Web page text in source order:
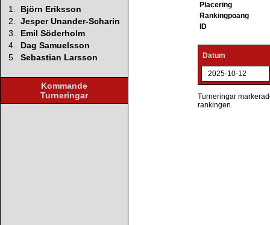
1.
Björn Eriksson
2. Jesper Unander-Scharin
3.
Emil Söderholm
4.
Dag Samuelsson
5. Sebastian Larsson
Kommande
Turneringar
Placering
Rankingpoäng
ID
Datum
2025-10-12
Turneringar
rankingen.